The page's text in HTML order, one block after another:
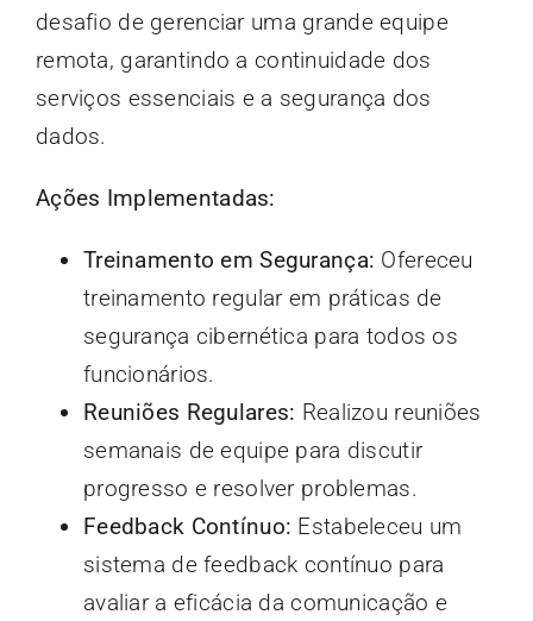
desafio de gerenciar uma grande equipe
remota, garantindo a continuidade dos
serviços essenciais e a segurança dos
dados.
Ações Implementadas:
Treinamento em Segurança: Ofereceu
treinamento regular em práticas de
segurança cibernética para todos os
funcionários.
Reuniões Regulares: Realizou reuniões
semanais de equipe para discutir
progresso e resolver problemas.
Feedback Contínuo: Estabeleceu um
sistema de feedback contínuo para
avaliar a eficácia da comunicação e